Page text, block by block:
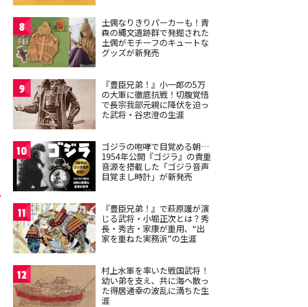
8
土偶なりきりパーカーも！青
森の縄文遺跡群で発掘された
土偶がモチーフのキュートな
グッズが新発売
9
『豊臣兄弟！』小一郎の5万
の大軍に徹底抗戦！切腹覚悟
で長宗我部元親に降伏を迫っ
た武将・谷忠澄の生涯
10
ゴジラの咆哮で目覚める朝…
1954年公開『ゴジラ』の貴重
音源を搭載した「ゴジラ音声
目覚まし時計」が新発売
11
『豊臣兄弟！』で萩原護が演
じる武将・小堀正次とは？秀
長・秀吉・家康が重用、“出
家を重ねた実務派”の生涯
12
村上水軍を率いた戦国武将！
幼い弟を支え、共に海へ散っ
た得居通幸の波乱に満ちた生
涯